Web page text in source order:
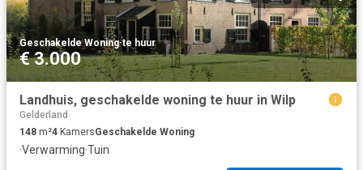
Geschakelde Woning·te huur
€ 3.000
Landhuis, geschakelde woning te huur in Wilp
Gelderland
148 m²4 KamersGeschakelde Woning
·Verwarming·Tuin